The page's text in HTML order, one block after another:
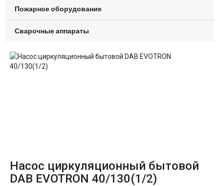
Пожарное оборудование
Сварочные аппараты
Насос циркуляционный бытовой
DAB EVOTRON 40/130(1/2)